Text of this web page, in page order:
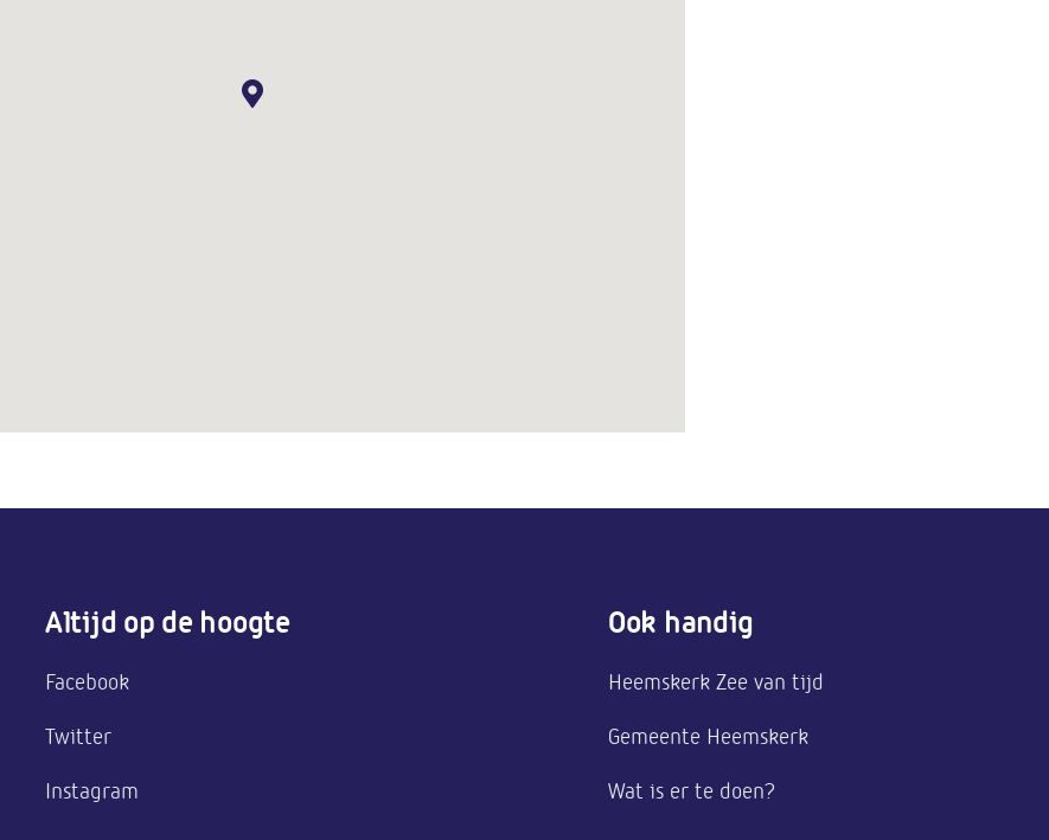
Altijd op de hoogte
Facebook
Twitter
Instagram
Ook handig
Heemskerk Zee van tijd
Gemeente Heemskerk
Wat is er te doen?